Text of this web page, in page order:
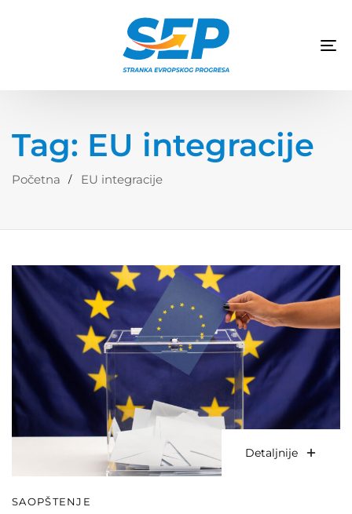
Tag: EU integracije
Početna EU integracije
Detaljnije
SAOPŠTENJE